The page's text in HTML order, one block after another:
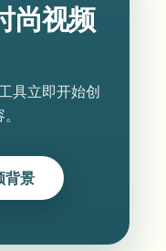
尚视频
具立即开始创
背景